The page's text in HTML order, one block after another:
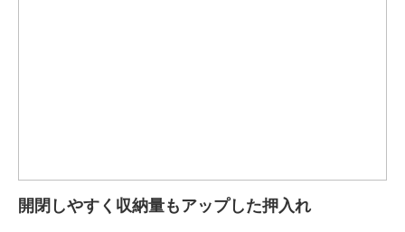
開閉しやすく収納量もアップした押入れ